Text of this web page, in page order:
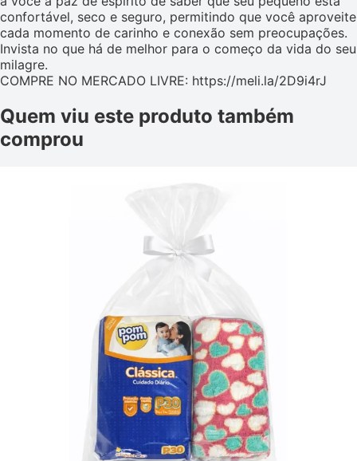
confortável, seco e seguro, permitindo que você aproveite
cada momento de carinho e conexão sem preocupações.
Invista no que há de melhor para o começo da vida do seu
milagre.
COMPRE NO MERCADO LIVRE: https://meli.la/2D9i4rJ
Quem viu este produto também
comprou